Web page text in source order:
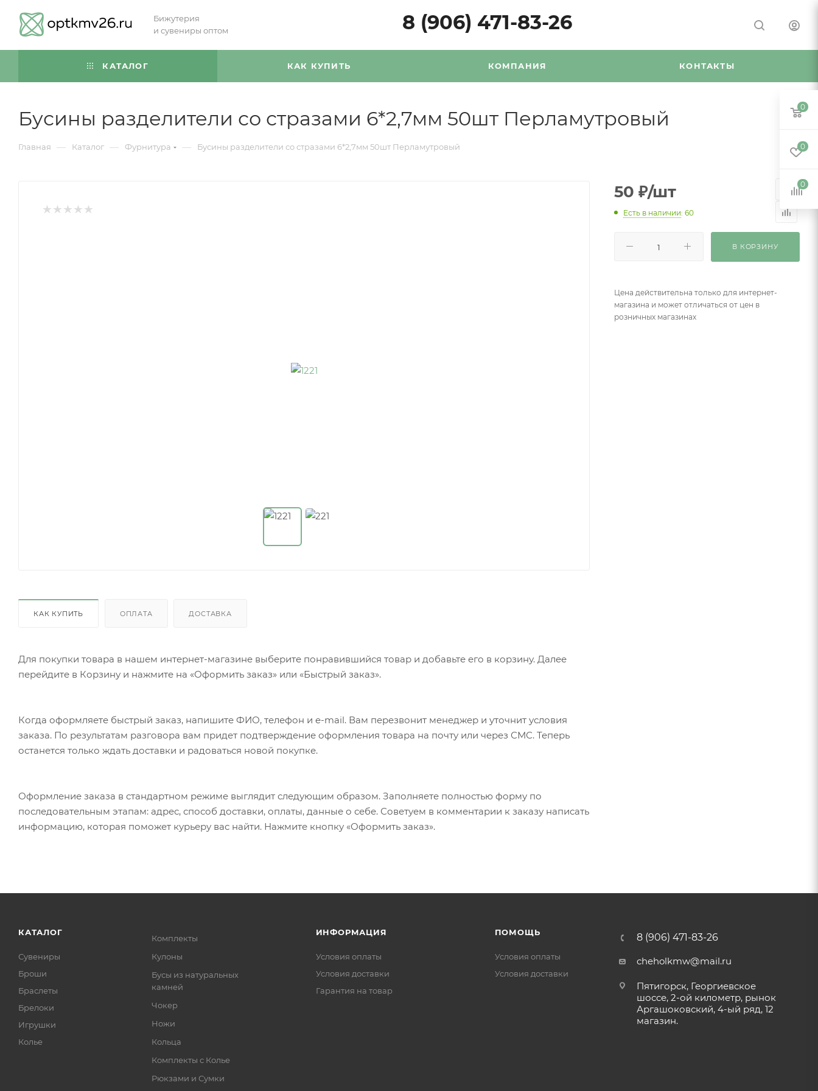
Бижутерия
и сувениры оптом
8 (906) 471-83-26
КАТАЛОГ КАК КУПИТЬ КОМПАНИЯ КОНТАКТЫ
Бусины разделители со стразами 6*2,7мм 50шт Перламутровый
Главная — Каталог — Фурнитура — Бусины разделители со стразами 6*2,7мм 50шт Перламутровый
КАК КУПИТЬ ОПЛАТА ДОСТАВКА
Для покупки товара в нашем интернет-магазине выберите понравившийся товар и добавьте его в корзину. Далее
перейдите в Корзину и нажмите на «Оформить заказ» или «Быстрый заказ».
Когда оформляете быстрый заказ, напишите ФИО, телефон и e-mail. Вам перезвонит менеджер и уточнит условия
заказа. По результатам разговора вам придет подтверждение оформления товара на почту или через СМС. Теперь
останется только ждать доставки и радоваться новой покупке.
Оформление заказа в стандартном режиме выглядит следующим образом. Заполняете полностью форму по
последовательным этапам: адрес, способ доставки, оплаты, данные о себе. Советуем в комментарии к заказу написать
информацию, которая поможет курьеру вас найти. Нажмите кнопку «Оформить заказ».
50 ₽/шт
Есть в наличии: 60
В КОРЗИНУ
Цена действительна только для интернет-
магазина и может отличаться от цен в
розничных магазинах
КАТАЛОГ
Сувениры
Броши
Браслеты
Брелоки
Игрушки
Колье
Комплекты
Кулоны
Бусы из натуральных
камней
Чокер
Ножи
Кольца
Комплекты с Колье
Рюкзами и Сумки
ИНФОРМАЦИЯ
Условия оплаты
Условия доставки
Гарантия на товар
ПОМОЩЬ
Условия оплаты
Условия доставки
8 (906) 471-83-26
cheholkmw@mail.ru
Пятигорск, Георгиевское
шоссе, 2-ой километр, рынок
Аргашоковский, 4-ый ряд, 12
магазин.
0
0
0